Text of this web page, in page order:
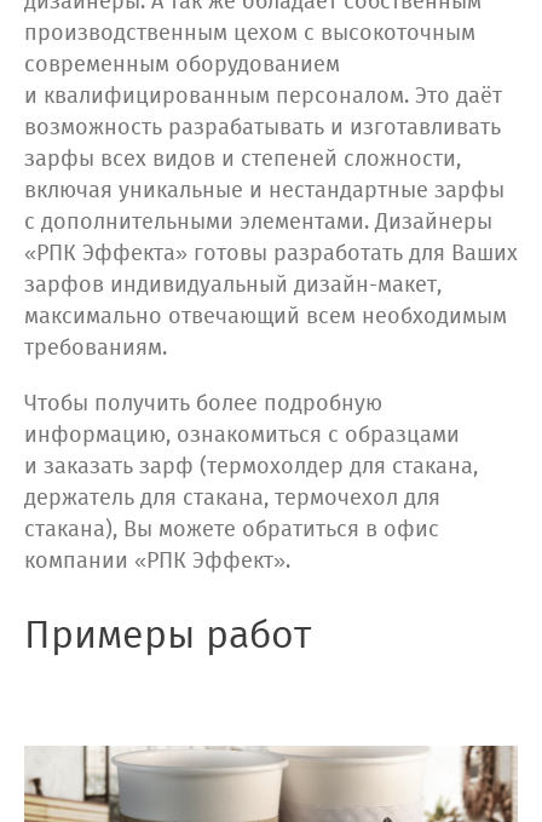
производственным цехом с высокоточным
современным оборудованием
и квалифицированным персоналом. Это даёт
возможность разрабатывать и изготавливать
зарфы всех видов и степеней сложности,
включая уникальные и нестандартные зарфы
с дополнительными элементами. Дизайнеры
«РПК Эффекта» готовы разработать для Ваших
зарфов индивидуальный дизайн-макет,
максимально отвечающий всем необходимым
требованиям.
Чтобы получить более подробную
информацию, ознакомиться с образцами
и заказать зарф (термохолдер для стакана,
держатель для стакана, термочехол для
стакана), Вы можете обратиться в офис
компании «РПК Эффект».
Примеры работ